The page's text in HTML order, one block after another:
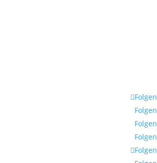
Folgen
Folgen
Folgen
Folgen
Folgen